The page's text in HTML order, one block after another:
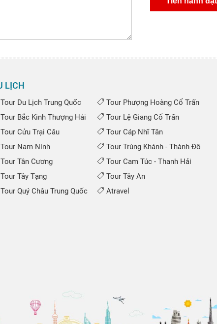
LỊCH
Tour Du Lịch Trung Quốc
Tour Phượng Hoàng Cổ Trấn
Tour Bắc Kinh Thượng Hải
Tour Lệ Giang Cổ Trấn
Tour Cửu Trại Câu
Tour Cáp Nhĩ Tân
Tour Nam Ninh
Tour Trùng Khánh - Thành Đô
Tour Tân Cương
Tour Cam Túc - Thanh Hải
Tour Tây Tạng
Tour Tây An
Tour Quý Châu Trung Quốc
Atravel